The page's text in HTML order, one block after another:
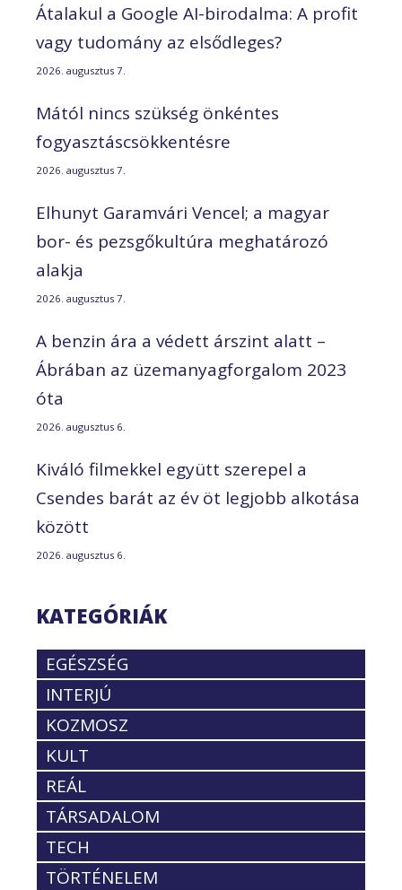
Átalakul a Google AI-birodalma: A profit
vagy tudomány az elsődleges?
2026. augusztus 7.
Mától nincs szükség önkéntes
fogyasztáscsökkentésre
2026. augusztus 7.
Elhunyt Garamvári Vencel; a magyar
bor- és pezsgőkultúra meghatározó
alakja
2026. augusztus 7.
A benzin ára a védett árszint alatt –
Ábrában az üzemanyagforgalom 2023
óta
2026. augusztus 6.
Kiváló filmekkel együtt szerepel a
Csendes barát az év öt legjobb alkotása
között
2026. augusztus 6.
KATEGÓRIÁK
EGÉSZSÉG
INTERJÚ
KOZMOSZ
KULT
REÁL
TÁRSADALOM
TECH
TÖRTÉNELEM